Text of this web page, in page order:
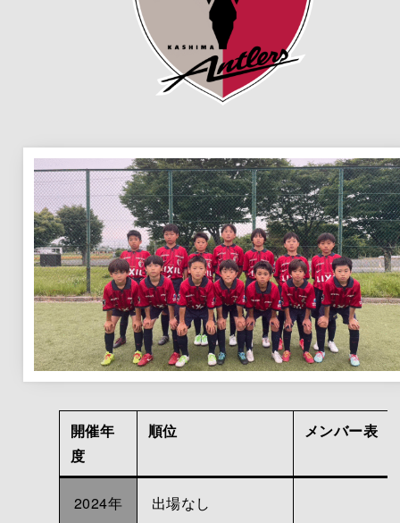
開催年
度
順位 メンバー表
2024年 出場なし